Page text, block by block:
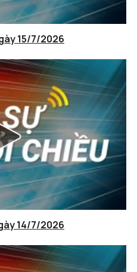
15/7/2026
14/7/2026